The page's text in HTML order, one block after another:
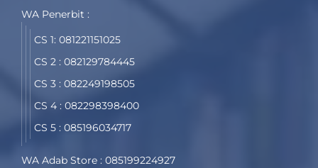
WA Penerbit :
CS 1: 081221151025
CS 2 : 082129784445
CS 3 : 082249198505
CS 4 : 082298398400
CS 5 : 085196034717
WA Adab Store : 085199224927